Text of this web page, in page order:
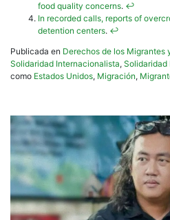
food quality concerns. ↩︎
In recorded calls, reports of
detention centers. ↩︎
Publicada en Derechos de los Migrantes
Solidaridad Internacionalista, Solidaridad
como Estados Unidos, Migración,